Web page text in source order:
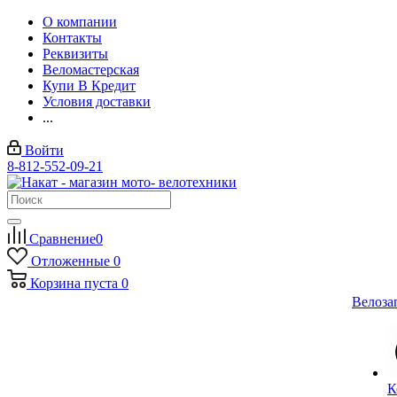
О компании
Контакты
Реквизиты
Веломастерская
Купи В Кредит
Условия доставки
...
Войти
8-812-552-09-21
Сравнение0
Отложенные 0
Корзина пуста 0